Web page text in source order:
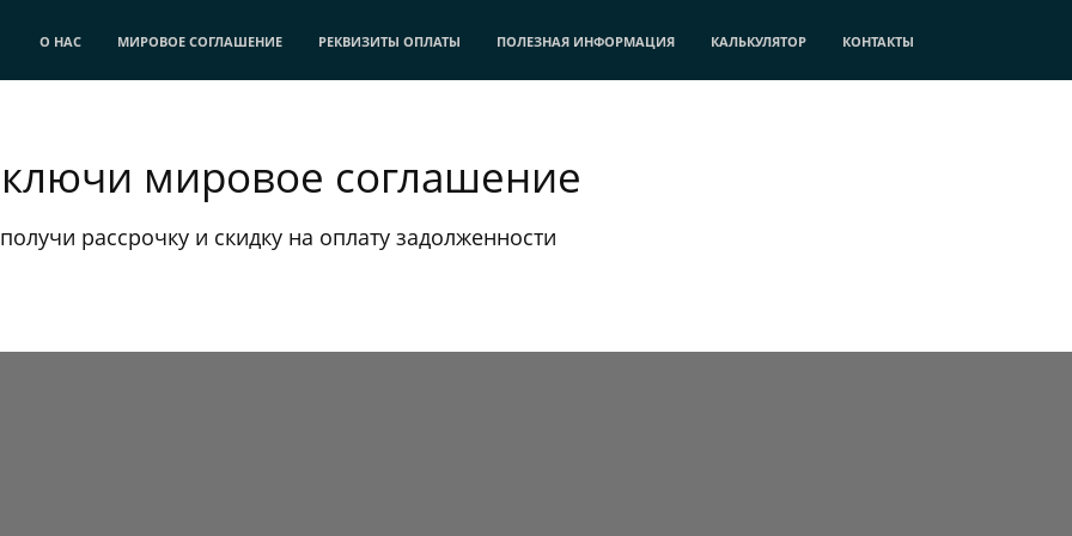
О НАС МИРОВОЕ СОГЛАШЕНИЕ РЕКВИЗИТЫ ОПЛАТЫ ПОЛЕЗНАЯ ИНФОРМАЦИЯ КАЛЬКУЛЯТОР КОНТАКТЫ
мировое соглашение
рассрочку и скидку на оплату задолженности